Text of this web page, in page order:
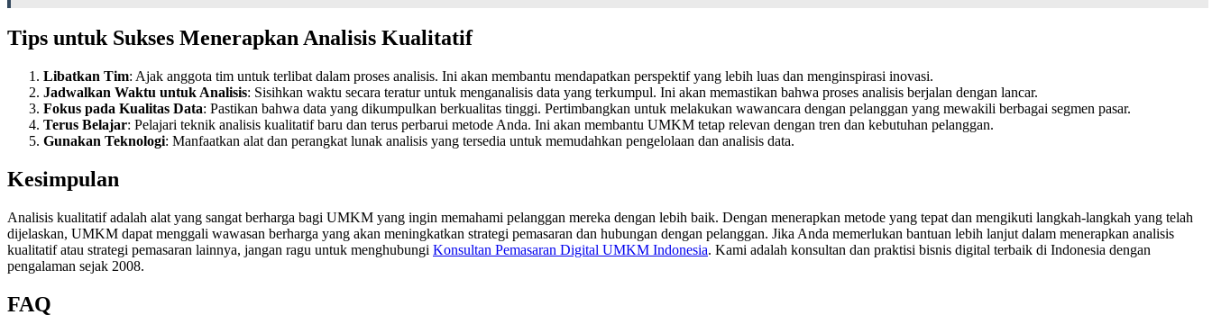
Tips untuk Sukses Menerapkan Analisis Kualitatif
Libatkan Tim: Ajak anggota tim untuk terlibat dalam proses analisis. Ini akan membantu mendapatkan perspektif yang lebih luas dan menginspirasi inovasi.
Jadwalkan Waktu untuk Analisis: Sisihkan waktu secara teratur untuk menganalisis data yang terkumpul. Ini akan memastikan bahwa proses analisis berjalan dengan lancar.
Fokus pada Kualitas Data: Pastikan bahwa data yang dikumpulkan berkualitas tinggi. Pertimbangkan untuk melakukan wawancara dengan pelanggan yang mewakili berbagai segmen pasar.
Terus Belajar: Pelajari teknik analisis kualitatif baru dan terus perbarui metode Anda. Ini akan membantu UMKM tetap relevan dengan tren dan kebutuhan pelanggan.
Gunakan Teknologi: Manfaatkan alat dan perangkat lunak analisis yang tersedia untuk memudahkan pengelolaan dan analisis data.
Kesimpulan
Analisis kualitatif adalah alat yang sangat berharga bagi UMKM yang ingin memahami pelanggan mereka dengan lebih baik. Dengan menerapkan metode yang tepat dan mengikuti langkah-langkah yang telah
dijelaskan, UMKM dapat menggali wawasan berharga yang akan meningkatkan strategi pemasaran dan hubungan dengan pelanggan. Jika Anda memerlukan bantuan lebih lanjut dalam menerapkan analisis
kualitatif atau strategi pemasaran lainnya, jangan ragu untuk menghubungi Konsultan Pemasaran Digital UMKM Indonesia. Kami adalah konsultan dan praktisi bisnis digital terbaik di Indonesia dengan
pengalaman sejak 2008.
FAQ